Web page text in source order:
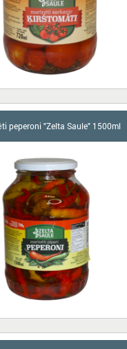
peperoni "Zelta Saule" 1500ml